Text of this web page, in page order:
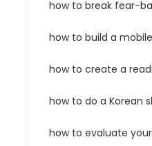
how to break fear-
how to build a
how to create a
how to do a Korean
how to evaluate